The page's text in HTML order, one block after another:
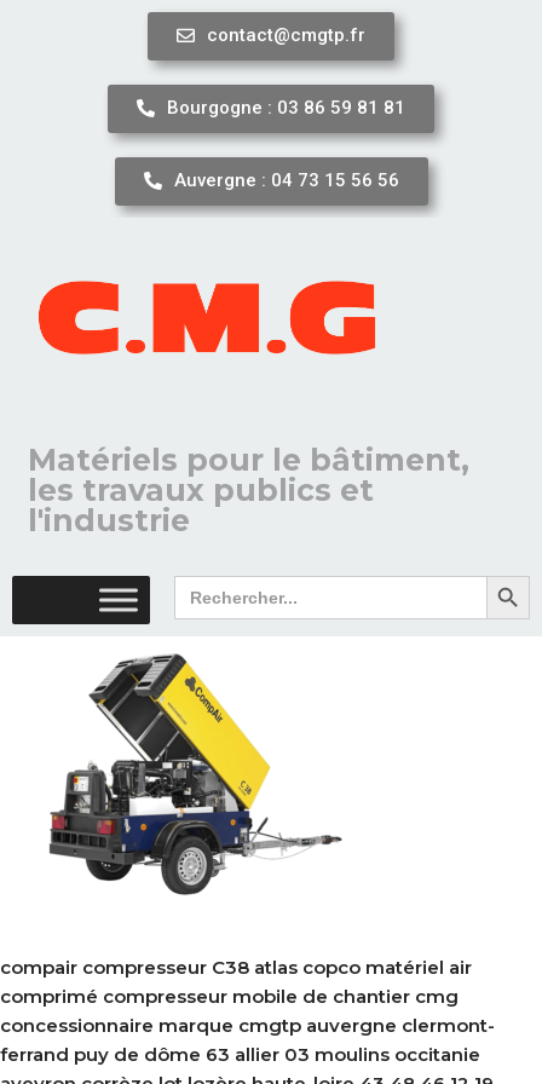
contact@cmgtp.fr
Bourgogne : 03 86 59 81 81
Auvergne : 04 73 15 56 56
Matériels pour le bâtiment,
les travaux publics et
l'industrie
Search
for:
Search
compair compresseur C38 atlas copco matériel air
comprimé compresseur mobile de chantier cmg
concessionnaire marque cmgtp auvergne clermont-
ferrand puy de dôme 63 allier 03 moulins occitanie